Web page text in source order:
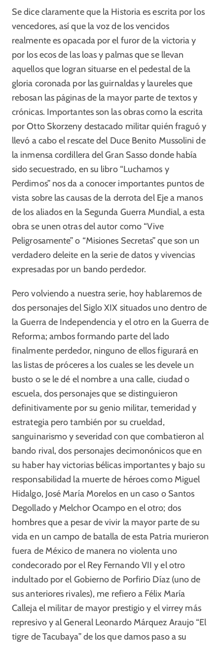
Se dice claramente que la Historia es escrita por los
vencedores, así que la voz de los vencidos
realmente es opacada por el furor de la victoria y
por los ecos de las loas y palmas que se llevan
aquellos que logran situarse en el pedestal de la
gloria coronada por las guirnaldas y laureles que
rebosan las páginas de la mayor parte de textos y
crónicas. Importantes son las obras como la escrita
por Otto Skorzeny destacado militar quién fraguó y
llevó a cabo el rescate del Duce Benito Mussolini de
la inmensa cordillera del Gran Sasso donde había
sido secuestrado, en su libro “Luchamos y
Perdimos” nos da a conocer importantes puntos de
vista sobre las causas de la derrota del Eje a manos
de los aliados en la Segunda Guerra Mundial, a esta
obra se unen otras del autor como “Vive
Peligrosamente” o “Misiones Secretas” que son un
verdadero deleite en la serie de datos y vivencias
expresadas por un bando perdedor.
Pero volviendo a nuestra serie, hoy hablaremos de
dos personajes del Siglo XIX situados uno dentro de
la Guerra de Independencia y el otro en la Guerra de
Reforma; ambos formando parte del lado
finalmente perdedor, ninguno de ellos figurará en
las listas de próceres a los cuales se les devele un
busto o se le dé el nombre a una calle, ciudad o
escuela, dos personajes que se distinguieron
definitivamente por su genio militar, temeridad y
estrategia pero también por su crueldad,
sanguinarismo y severidad con que combatieron al
bando rival, dos personajes decimonónicos que en
su haber hay victorias bélicas importantes y bajo su
responsabilidad la muerte de héroes como Miguel
Hidalgo, José María Morelos en un caso o Santos
Degollado y Melchor Ocampo en el otro; dos
hombres que a pesar de vivir la mayor parte de su
vida en un campo de batalla de esta Patria murieron
fuera de México de manera no violenta uno
condecorado por el Rey Fernando VII y el otro
indultado por el Gobierno de Porfirio Díaz (uno de
sus anteriores rivales), me refiero a Félix María
Calleja el militar de mayor prestigio y el virrey más
represivo y al General Leonardo Márquez Araujo “El
tigre de Tacubaya” de los que damos paso a su